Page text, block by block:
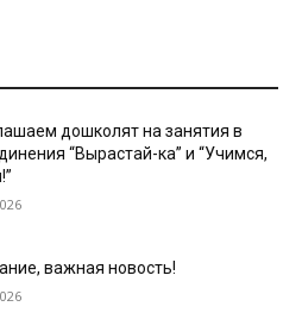
дошколят на занятия в
“Вырастай-ка” и “Учимся,
важная новость!